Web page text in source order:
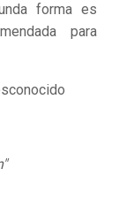
forma es
para